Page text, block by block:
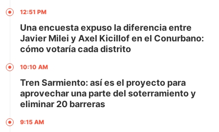
12:51 PM
Una encuesta expuso la diferencia entre
Javier Milei y Axel Kicillof en el Conurbano:
cómo votaría cada distrito
10:10 AM
Tren Sarmiento: así es el proyecto para
aprovechar una parte del soterramiento y
eliminar 20 barreras
9:15 AM